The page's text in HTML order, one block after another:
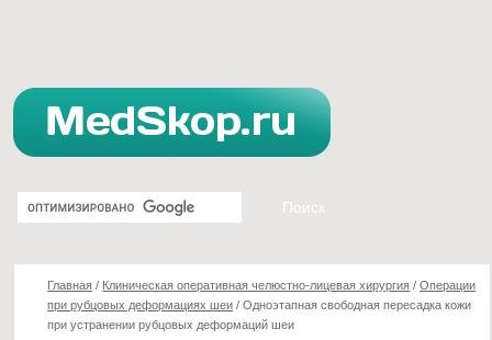
Главная / Клиническая оперативная челюстно-лицевая хирургия /Операции
при рубцовых деформациях шеи /Одноэтапная свободная пересадка кожи
при устранении рубцовых деформаций шеи